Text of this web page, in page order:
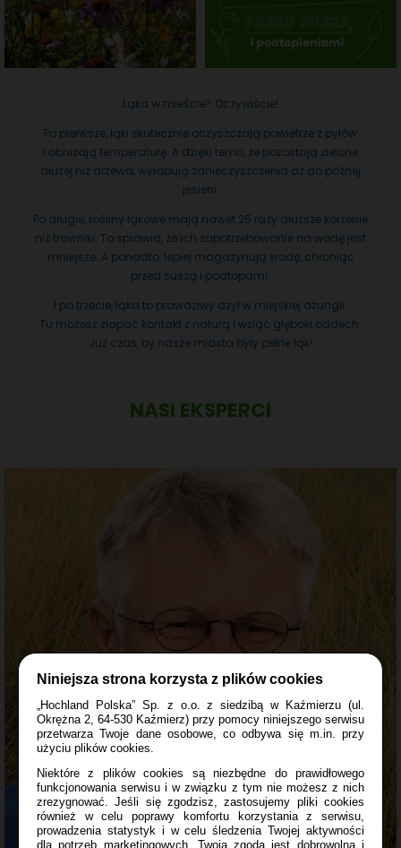
Łąka w mieście? Oczywiście!
Po pierwsze, łąki skutecznie oczyszczają powietrze z pyłów
i obniżają temperaturę. A dzięki temu, że pozostają zielone
dłużej niż drzewa, wyłapują zanieczyszczenia aż do późnej
jesieni.
Po drugie, rośliny łąkowe mają nawet 25 razy dłuższe korzenie
niż trawniki. To sprawia, że ich zapotrzebowanie na wodę jest
mniejsze. A ponadto, lepiej magazynują wodę, chroniąc
przed suszą i podtopami.
I po trzecie, łąka to prawdziwy azyl w miejskiej dżungli.
Tu możesz złapać kontakt z naturą i wziąć głęboki oddech.
Już czas, by nasze miasta były pełne łąk!
NASI EKSPERCI
Niniejsza strona korzysta z plików cookies
„Hochland Polska” Sp. z o.o. z siedzibą w Kaźmierzu (ul.
Okrężna 2, 64-530 Kaźmierz) przy pomocy niniejszego serwisu
przetwarza Twoje dane osobowe, co odbywa się m.in. przy
użyciu plików cookies.
Niektóre z plików cookies są niezbędne do prawidłowego
funkcjonowania serwisu i w związku z tym nie możesz z nich
zrezygnować. Jeśli się zgodzisz, zastosujemy pliki cookies
również w celu poprawy komfortu korzystania z serwisu,
prowadzenia statystyk i w celu śledzenia Twojej aktywności
dla potrzeb marketingowych. Twoja zgoda jest dobrowolna i